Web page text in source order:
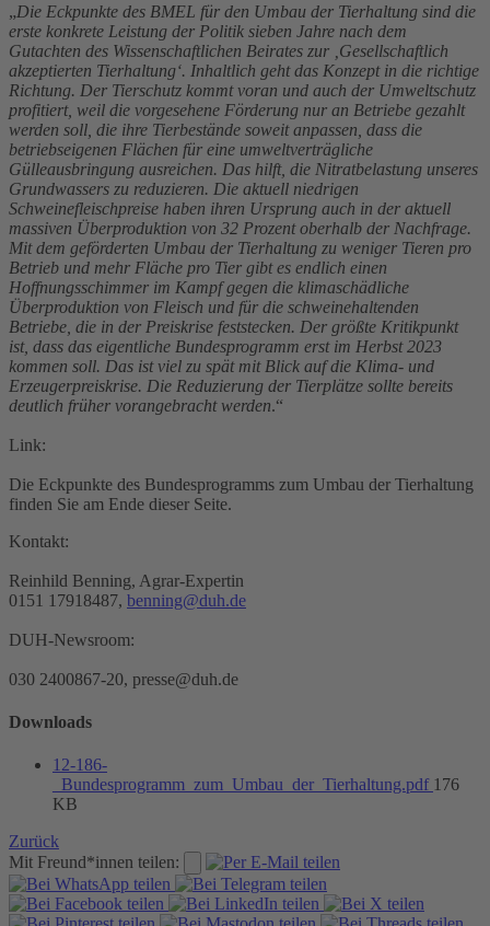
„Die Eckpunkte des BMEL für den Umbau der Tierhaltung sind die
erste konkrete Leistung der Politik sieben Jahre nach dem
Gutachten des Wissenschaftlichen Beirates zur ‚Gesellschaftlich
akzeptierten Tierhaltung‘. Inhaltlich geht das Konzept in die richtige
Richtung. Der Tierschutz kommt voran und auch der Umweltschutz
profitiert, weil die vorgesehene Förderung nur an Betriebe gezahlt
werden soll, die ihre Tierbestände soweit anpassen, dass die
betriebseigenen Flächen für eine umweltverträgliche
Gülleausbringung ausreichen. Das hilft, die Nitratbelastung unseres
Grundwassers zu reduzieren. Die aktuell niedrigen
Schweinefleischpreise haben ihren Ursprung auch in der aktuell
massiven Überproduktion von 32 Prozent oberhalb der Nachfrage.
Mit dem geförderten Umbau der Tierhaltung zu weniger Tieren pro
Betrieb und mehr Fläche pro Tier gibt es endlich einen
Hoffnungsschimmer im Kampf gegen die klimaschädliche
Überproduktion von Fleisch und für die schweinehaltenden
Betriebe, die in der Preiskrise feststecken. Der größte Kritikpunkt
ist, dass das eigentliche Bundesprogramm erst im Herbst 2023
kommen soll. Das ist viel zu spät mit Blick auf die Klima- und
Erzeugerpreiskrise. Die Reduzierung der Tierplätze sollte bereits
deutlich früher vorangebracht werden.“
Link:
Die Eckpunkte des Bundesprogramms zum Umbau der Tierhaltung
finden Sie am Ende dieser Seite.
Kontakt:
Reinhild Benning, Agrar-Expertin
0151 17918487, benning@duh.de
DUH-Newsroom:
030 2400867-20, presse@duh.de
Downloads
12-186-
_Bundesprogramm_zum_Umbau_der_Tierhaltung.pdf 176
KB
Zurück
Mit Freund*innen teilen: